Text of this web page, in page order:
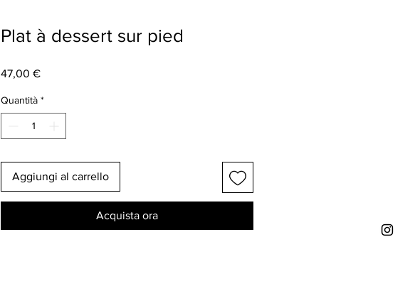
Plat à dessert sur pied
47,00 €Prezzo
Quantità *
Aggiungi al carrello
Acquista ora